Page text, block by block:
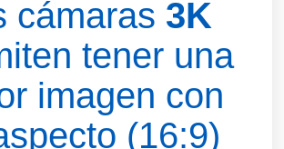
cámaras 3K
tener una
imagen con
(16:9)